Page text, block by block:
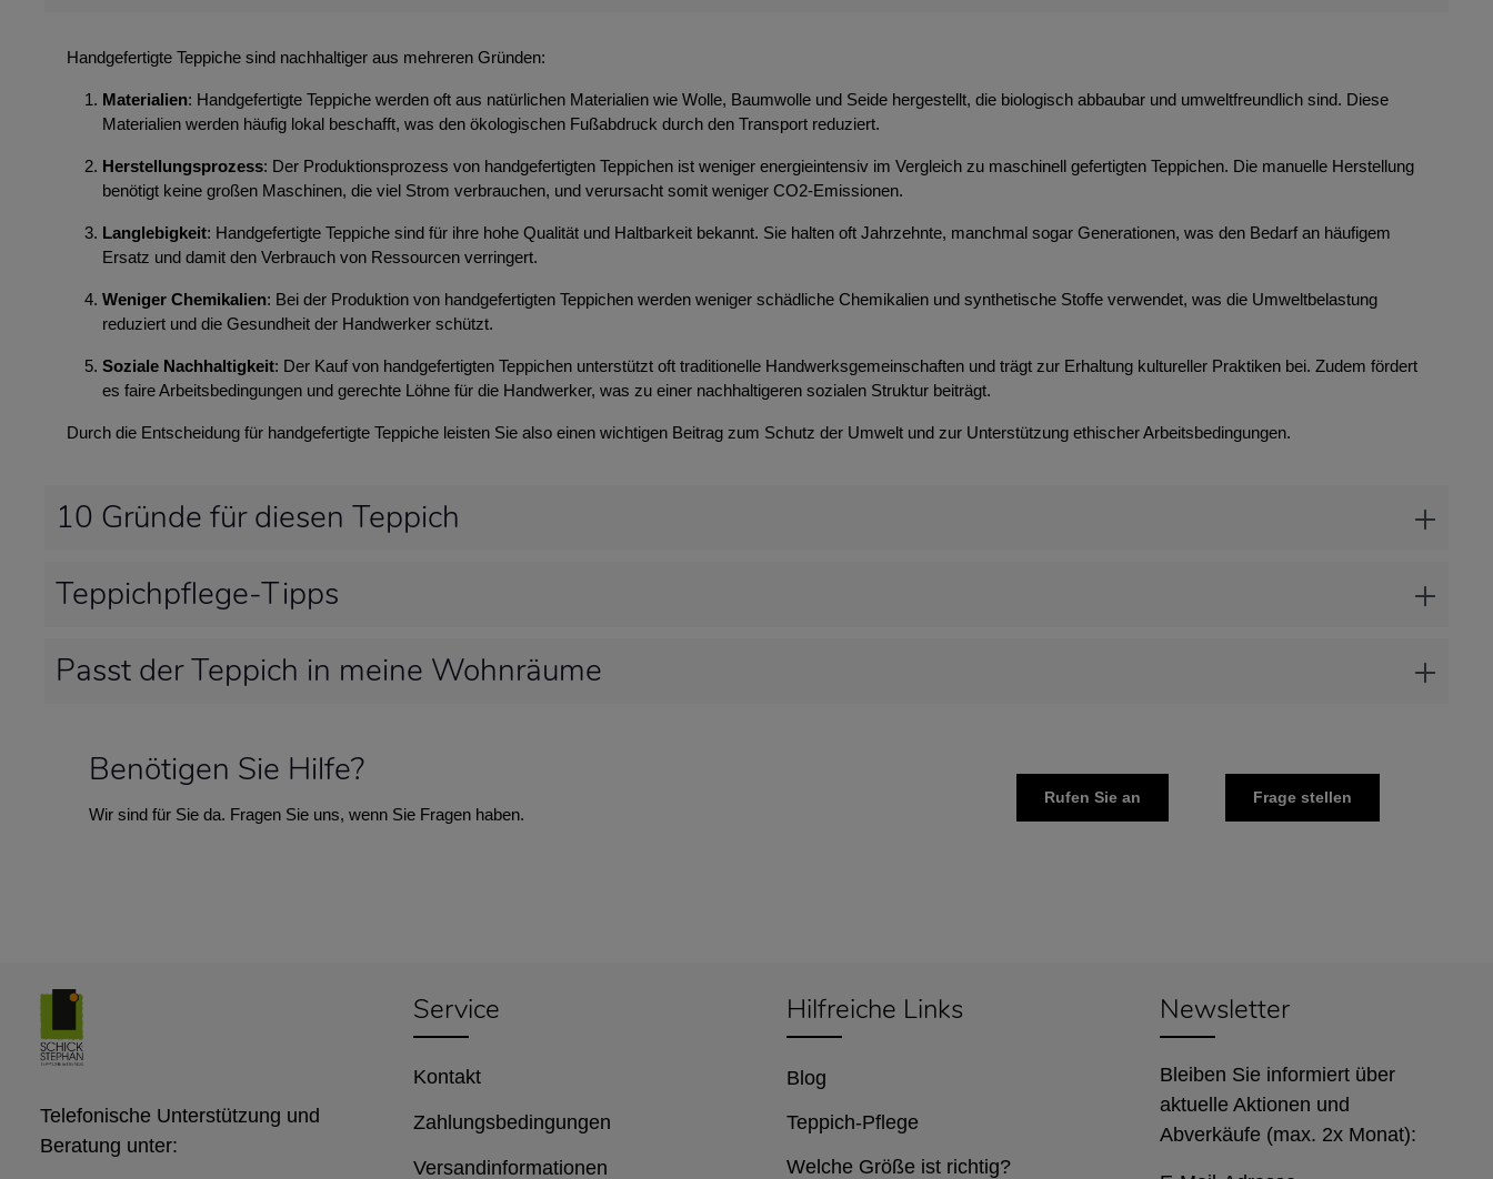
Handgefertigte Teppiche sind nachhaltiger aus mehreren Gründen:
Materialien: Handgefertigte Teppiche werden oft aus natürlichen Materialien wie Wolle, Baumwolle und Seide hergestellt, die biologisch abbaubar und umweltfreundlich sind. Diese
Materialien werden häufig lokal beschafft, was den ökologischen Fußabdruck durch den Transport reduziert.
Herstellungsprozess: Der Produktionsprozess von handgefertigten Teppichen ist weniger energieintensiv im Vergleich zu maschinell gefertigten Teppichen. Die manuelle Herstellung
benötigt keine großen Maschinen, die viel Strom verbrauchen, und verursacht somit weniger CO2-Emissionen.
Langlebigkeit: Handgefertigte Teppiche sind für ihre hohe Qualität und Haltbarkeit bekannt. Sie halten oft Jahrzehnte, manchmal sogar Generationen, was den Bedarf an häufigem
Ersatz und damit den Verbrauch von Ressourcen verringert.
Weniger Chemikalien: Bei der Produktion von handgefertigten Teppichen werden weniger schädliche Chemikalien und synthetische Stoffe verwendet, was die Umweltbelastung
reduziert und die Gesundheit der Handwerker schützt.
Soziale Nachhaltigkeit: Der Kauf von handgefertigten Teppichen unterstützt oft traditionelle Handwerksgemeinschaften und trägt zur Erhaltung kultureller Praktiken bei. Zudem fördert
es faire Arbeitsbedingungen und gerechte Löhne für die Handwerker, was zu einer nachhaltigeren sozialen Struktur beiträgt.
Durch die Entscheidung für handgefertigte Teppiche leisten Sie also einen wichtigen Beitrag zum Schutz der Umwelt und zur Unterstützung ethischer Arbeitsbedingungen.
10 Gründe für diesen Teppich
Teppichpflege-Tipps
Passt der Teppich in meine Wohnräume
Benötigen Sie Hilfe?
Wir sind für Sie da. Fragen Sie uns, wenn Sie Fragen haben.
Rufen Sie an Frage stellen
Service
Kontakt
Zahlungsbedingungen
Versandinformationen
Newsletter
Bleiben Sie informiert über
aktuelle Aktionen und
Abverkäufe (max. 2x Monat):
Telefonische Unterstützung und
Beratung unter:
Hilfreiche Links
Blog
Teppich-Pflege
Welche Größe ist richtig?